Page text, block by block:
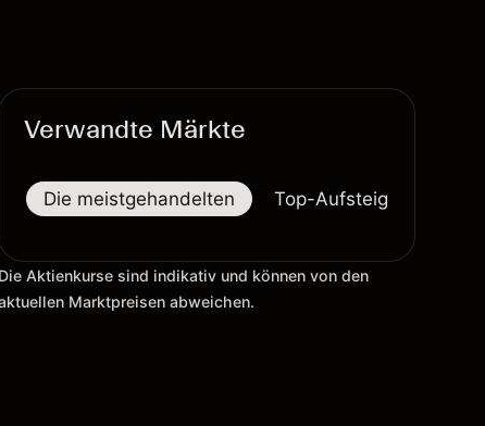
Verwandte Märkte
Die meistgehandelten Top-Aufsteiger
Die Aktienkurse sind indikativ und können von den
Marktpreisen abweichen.